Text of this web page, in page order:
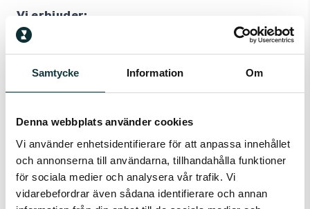
Samtycke Information Om
Denna webbplats använder cookies
Vi använder enhetsidentifierare för att anpassa innehållet
och annonserna till användarna, tillhandahålla funktioner
för sociala medier och analysera vår trafik. Vi
vidarebefordrar även sådana identifierare och annan
Vi erbjuder:
En nyckelroll i ett stabilt och växande företag.
Möjlighet att vara med och påverka och utveckla.
En dynamisk arbetsmiljö med engagerade och
Om D&E Bearings:
D&E Bearings är en ledande leverantör av glidlager
och komponenter till industrin. Vi har lång
erfarenhet och starka kundrelationer som vi värnar